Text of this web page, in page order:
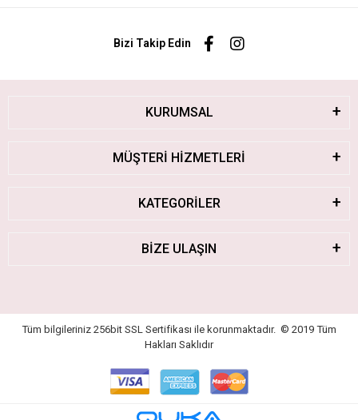
Bizi Takip Edin
KURUMSAL
MÜŞTERİ HİZMETLERİ
KATEGORİLER
BİZE ULAŞIN
Tüm bilgileriniz 256bit SSL Sertifikası ile korunmaktadır. © 2019 Tüm
Hakları Saklıdır